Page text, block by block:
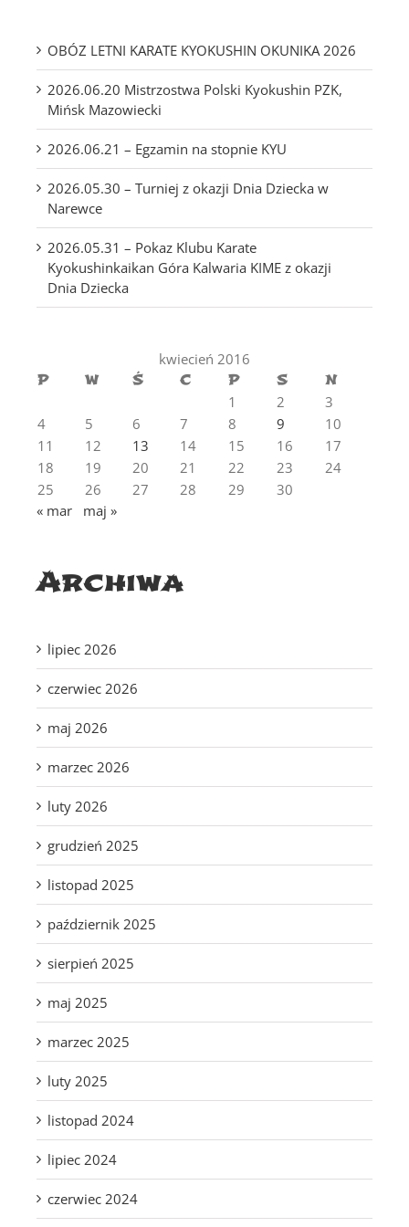
OBÓZ LETNI KARATE KYOKUSHIN OKUNIKA 2026
2026.06.20 Mistrzostwa Polski Kyokushin PZK,
Mińsk Mazowiecki
2026.06.21 – Egzamin na stopnie KYU
2026.05.30 – Turniej z okazji Dnia Dziecka w
Narewce
2026.05.31 – Pokaz Klubu Karate
Kyokushinkaikan Góra Kalwaria KIME z okazji
Dnia Dziecka
kwiecień 2016
P
W Ś C P S
N
1
2
3
4
5 6 7 8 9
10
11
12 13 14 15 16
17
18
19 20 21 22 23
24
25
26 27 28 29
30
« mar
maj »
Archiwa
lipiec 2026
czerwiec 2026
maj 2026
marzec 2026
luty 2026
grudzień 2025
listopad 2025
październik 2025
sierpień 2025
maj 2025
marzec 2025
luty 2025
listopad 2024
lipiec 2024
czerwiec 2024